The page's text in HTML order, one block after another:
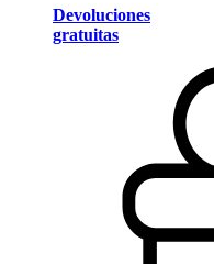
Devoluciones
gratuitas